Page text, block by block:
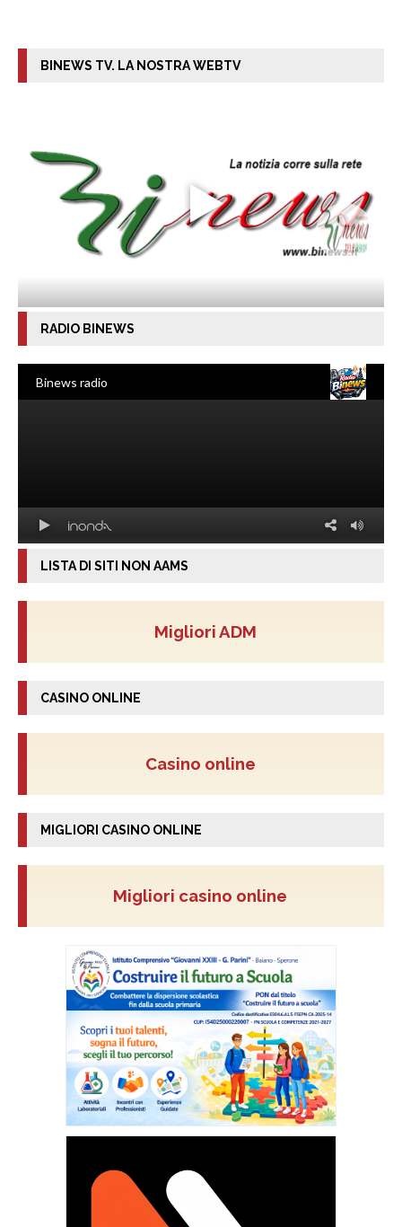
BINEWS TV. LA NOSTRA WEBTV
RADIO BINEWS
LISTA DI SITI NON AAMS
Migliori ADM
CASINO ONLINE
Casino online
MIGLIORI CASINO ONLINE
Migliori casino online